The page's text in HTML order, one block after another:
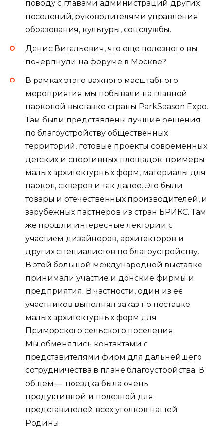
поводу с главами администраций других
поселений, руководителями управления
образования, культуры, соцслужбы.
Денис Витальевич, что еще полезного вы
почерпнули на форуме в Москве?
В рамках этого важного масштабного
мероприятия мы побывали на главной
парковой выставке страны ParkSeason Expo.
Там были представлены лучшие решения
по благоустройству общественных
территорий, готовые проекты современных
детских и спортивных площадок, примеры
малых архитектурных форм, материалы для
парков, скверов и так далее. Это были
товары и отечественных производителей, и
зарубежных партнёров из стран БРИКС. Там
же прошли интересные лектории с
участием дизайнеров, архитекторов и
других специалистов по благоустройству.
В этой большой международной выставке
принимали участие и донские фирмы и
предприятия. В частности, один из её
участников выполнял заказ по поставке
малых архитектурных форм для
Приморского сельского поселения.
Мы обменялись контактами с
представителями фирм для дальнейшего
сотрудничества в плане благоустройства. В
общем — поездка была очень
продуктивной и полезной для
представителей всех уголков нашей
Родины.